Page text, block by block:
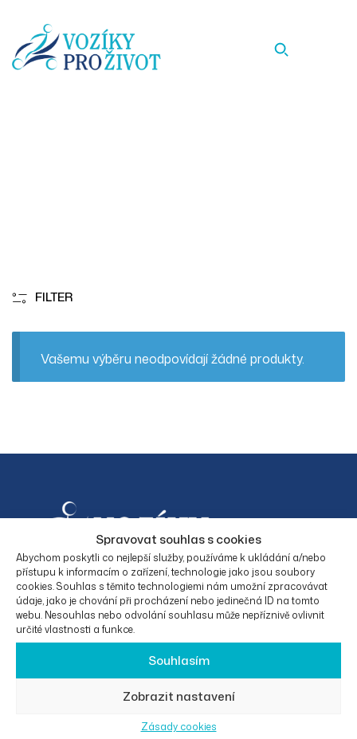
Spravovat souhlas s cookies
Abychom poskytli co nejlepší služby, používáme k ukládání a/nebo
přístupu k informacím o zařízení, technologie jako jsou soubory
cookies. Souhlas s těmito technologiemi nám umožní zpracovávat
údaje, jako je chování při procházení nebo jedinečná ID na tomto
webu. Nesouhlas nebo odvolání souhlasu může nepříznivě ovlivnit
určité vlastnosti a funkce.
Souhlasím
Zobrazit nastavení
Zásady cookies
FILTER
Vašemu výběru neodpovídají žádné produkty.
FacebookInstagram
ÚDAJE
SPOLEČNO
PRÁVNÍ
INFORMAC
E
PRODUKTŮ